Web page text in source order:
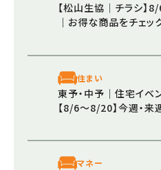
【松山生協│チラシ】8/
｜お得な商品をチェッ
住まい
東予・中予｜住宅イベ
【8/6～8/20】今週・来
マネー